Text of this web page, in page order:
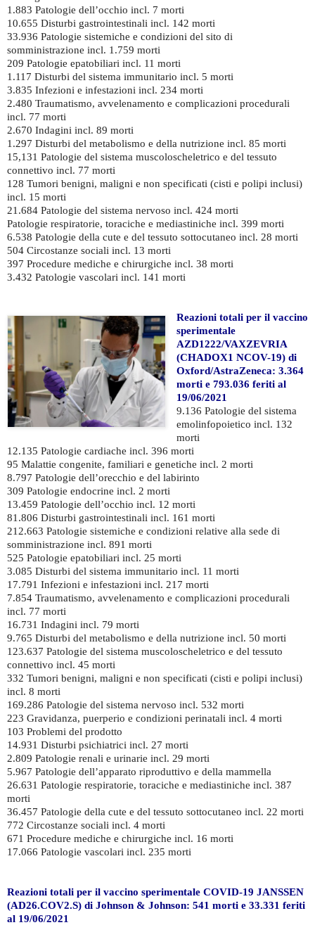
1.883 Patologie dell’occhio incl. 7 morti
10.655 Disturbi gastrointestinali incl. 142 morti
33.936 Patologie sistemiche e condizioni del sito di
somministrazione incl. 1.759 morti
209 Patologie epatobiliari incl. 11 morti
1.117 Disturbi del sistema immunitario incl. 5 morti
3.835 Infezioni e infestazioni incl. 234 morti
2.480 Traumatismo, avvelenamento e complicazioni procedurali
incl. 77 morti
2.670 Indagini incl. 89 morti
1.297 Disturbi del metabolismo e della nutrizione incl. 85 morti
15,131 Patologie del sistema muscoloscheletrico e del tessuto
connettivo incl. 77 morti
128 Tumori benigni, maligni e non specificati (cisti e polipi inclusi)
incl. 15 morti
21.684 Patologie del sistema nervoso incl. 424 morti
Patologie respiratorie, toraciche e mediastiniche incl. 399 morti
6.538 Patologie della cute e del tessuto sottocutaneo incl. 28 morti
504 Circostanze sociali incl. 13 morti
397 Procedure mediche e chirurgiche incl. 38 morti
3.432 Patologie vascolari incl. 141 morti
Reazioni totali per il vaccino
sperimentale
AZD1222/VAXZEVRIA
(CHADOX1 NCOV-19) di
Oxford/AstraZeneca: 3.364
morti e 793.036 feriti al
19/06/2021
9.136 Patologie del sistema
emolinfopoietico incl. 132
morti
12.135 Patologie cardiache incl. 396 morti
95 Malattie congenite, familiari e genetiche incl. 2 morti
8.797 Patologie dell’orecchio e del labirinto
309 Patologie endocrine incl. 2 morti
13.459 Patologie dell’occhio incl. 12 morti
81.806 Disturbi gastrointestinali incl. 161 morti
212.663 Patologie sistemiche e condizioni relative alla sede di
somministrazione incl. 891 morti
525 Patologie epatobiliari incl. 25 morti
3.085 Disturbi del sistema immunitario incl. 11 morti
17.791 Infezioni e infestazioni incl. 217 morti
7.854 Traumatismo, avvelenamento e complicazioni procedurali
incl. 77 morti
16.731 Indagini incl. 79 morti
9.765 Disturbi del metabolismo e della nutrizione incl. 50 morti
123.637 Patologie del sistema muscoloscheletrico e del tessuto
connettivo incl. 45 morti
332 Tumori benigni, maligni e non specificati (cisti e polipi inclusi)
incl. 8 morti
169.286 Patologie del sistema nervoso incl. 532 morti
223 Gravidanza, puerperio e condizioni perinatali incl. 4 morti
103 Problemi del prodotto
14.931 Disturbi psichiatrici incl. 27 morti
2.809 Patologie renali e urinarie incl. 29 morti
5.967 Patologie dell’apparato riproduttivo e della mammella
26.631 Patologie respiratorie, toraciche e mediastiniche incl. 387
morti
36.457 Patologie della cute e del tessuto sottocutaneo incl. 22 morti
772 Circostanze sociali incl. 4 morti
671 Procedure mediche e chirurgiche incl. 16 morti
17.066 Patologie vascolari incl. 235 morti
Reazioni totali per il vaccino sperimentale COVID-19 JANSSEN
(AD26.COV2.S) di Johnson & Johnson: 541 morti e 33.331 feriti
al 19/06/2021